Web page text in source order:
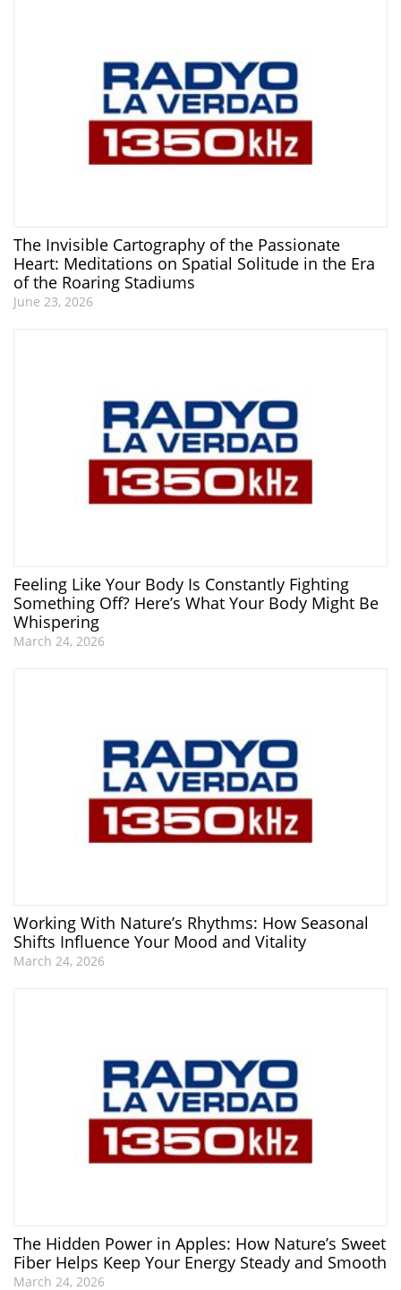
The Invisible Cartography of the Passionate
Heart: Meditations on Spatial Solitude in the Era
of the Roaring Stadiums
June 23, 2026
Feeling Like Your Body Is Constantly Fighting
Something Off? Here’s What Your Body Might Be
Whispering
March 24, 2026
Working With Nature’s Rhythms: How Seasonal
Shifts Influence Your Mood and Vitality
March 24, 2026
The Hidden Power in Apples: How Nature’s Sweet
Fiber Helps Keep Your Energy Steady and Smooth
March 24, 2026